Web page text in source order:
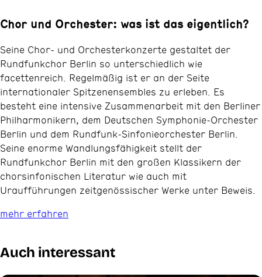
Chor und Orchester: was ist das eigentlich?
Seine Chor- und Orchesterkonzerte gestaltet der
Rundfunkchor Berlin so unterschiedlich wie
facettenreich. Regelmäßig ist er an der Seite
internationaler Spitzenensembles zu erleben. Es
besteht eine intensive Zusammenarbeit mit den Berliner
Philharmonikern, dem Deutschen Symphonie-Orchester
Berlin und dem Rundfunk-Sinfonieorchester Berlin.
Seine enorme Wandlungsfähigkeit stellt der
Rundfunkchor Berlin mit den großen Klassikern der
chorsinfonischen Literatur wie auch mit
Uraufführungen zeitgenössischer Werke unter Beweis.
mehr erfahren
Auch interessant